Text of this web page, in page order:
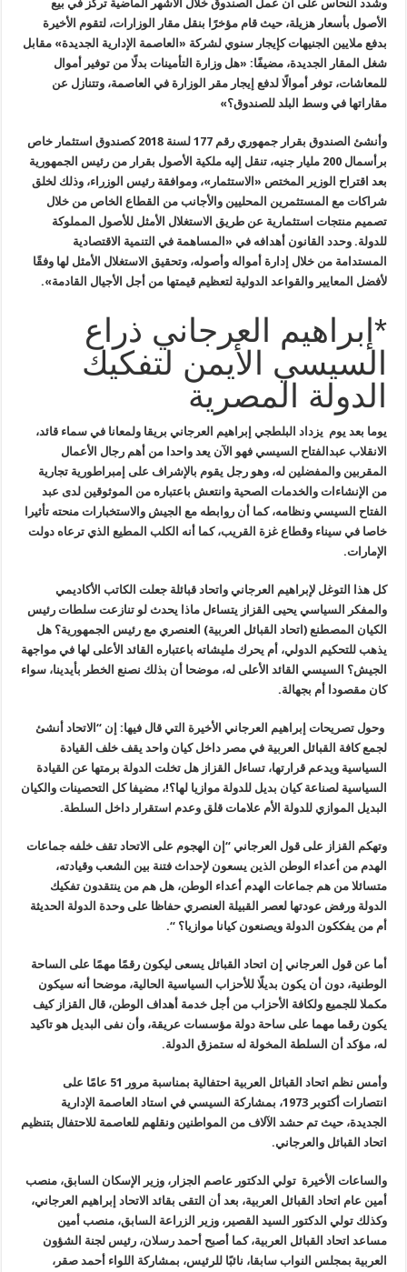
وشدد النحاس على أن عمل الصندوق خلال الأشهر الماضية تركز في بيع
الأصول بأسعار هزيلة، حيث قام مؤخرًا بنقل مقار الوزارات، لتقوم الأخيرة
بدفع ملايين الجنيهات كإيجار سنوي لشركة «العاصمة الإدارية الجديدة» مقابل
شغل المقار الجديدة، مضيفًا: «هل وزارة التأمينات بدلًا من توفير أموال
للمعاشات، توفر أموالًا لدفع إيجار مقر الوزارة في العاصمة، وتتنازل عن
مقاراتها في وسط البلد للصندوق؟»
وأنشئ الصندوق بقرار جمهوري رقم 177 لسنة 2018 كصندوق استثمار خاص
برأسمال 200 مليار جنيه، تنقل إليه ملكية الأصول بقرار من رئيس الجمهورية
بعد اقتراح الوزير المختص «الاستثمار»، وموافقة رئيس الوزراء، وذلك لخلق
شراكات مع المستثمرين المحليين والأجانب من القطاع الخاص من خلال
تصميم منتجات استثمارية عن طريق الاستغلال الأمثل للأصول المملوكة
للدولة. وحدد القانون أهدافه في «المساهمة في التنمية الاقتصادية
المستدامة من خلال إدارة أمواله وأصوله، وتحقيق الاستغلال الأمثل لها وفقًا
لأفضل المعايير والقواعد الدولية لتعظيم قيمتها من أجل الأجيال القادمة».
*إبراهيم العرجاني ذراع
السيسي الأيمن لتفكيك
الدولة المصرية
يوما بعد يوم يزداد البلطجي إبراهيم العرجاني بريقا ولمعانا في سماء قائد،
الانقلاب عبدالفتاح السيسي فهو الآن يعد واحدا من أهم رجال الأعمال
المقربين والمفضلين له، وهو رجل يقوم بالإشراف على إمبراطورية تجارية
من الإنشاءات والخدمات الصحية وانتعش باعتباره من الموثوقين لدى عبد
الفتاح السيسي ونظامه، كما أن روابطه مع الجيش والاستخبارات منحته تأثيرا
خاصا في سيناء وقطاع غزة القريب، كما أنه الكلب المطيع الذي ترعاه دولت
الإمارات.
كل هذا التوغل لإبراهيم العرجاني واتحاد قبائلة جعلت الكاتب الأكاديمي
والمفكر السياسي يحيى القزاز يتساءل ماذا يحدث لو تنازعت سلطات رئيس
الكيان المصطنع (اتحاد القبائل العربية) العنصري مع رئيس الجمهورية؟ هل
يذهب للتحكيم الدولي، أم يحرك مليشاته باعتباره القائد الأعلى لها في مواجهة
الجيش؟ السيسي القائد الأعلى له، موضحا أن بذلك نصنع الخطر بأيدينا، سواء
كان مقصودا أم بجهالة.
وحول تصريحات إبراهيم العرجاني الأخيرة التي قال فيها: إن “الاتحاد أنشئ
لجمع كافة القبائل العربية في مصر داخل كيان واحد يقف خلف القيادة
السياسية ويدعم قرارتها، تساءل القزاز هل تخلت الدولة برمتها عن القيادة
السياسية لصناعة كيان بديل للدولة موازيا لها؟!، مضيفا كل التحصينات والكيان
البديل الموازي للدولة الأم علامات قلق وعدم استقرار داخل السلطة.
وتهكم القزاز على قول العرجاني “إن الهجوم على الاتحاد تقف خلفه جماعات
الهدم من أعداء الوطن الذين يسعون لإحداث فتنة بين الشعب وقيادته،
متسائلا من هم جماعات الهدم أعداء الوطن، هل هم من ينتقدون تفكيك
الدولة ورفض عودتها لعصر القبيلة العنصري حفاظا على وحدة الدولة الحديثة
أم من يفككون الدولة ويصنعون كيانا موازيا؟ “.
أما عن قول العرجاني إن اتحاد القبائل يسعى ليكون رقمًا مهمًا على الساحة
الوطنية، دون أن يكون بديلًا للأحزاب السياسية الحالية، موضحا أنه سيكون
مكملا للجميع ولكافة الأحزاب من أجل خدمة أهداف الوطن، قال القزاز كيف
يكون رقما مهما على ساحة دولة مؤسسات عريقة، وأن نفى البديل هو تاكيد
له، مؤكد أن السلطة المخولة له ستمزق الدولة.
وأمس نظم اتحاد القبائل العربية احتفالية بمناسبة مرور 51 عامًا على
انتصارات أكتوبر 1973، بمشاركة السيسي في استاد العاصمة الإدارية
الجديدة، حيث تم حشد الآلاف من المواطنين ونقلهم للعاصمة للاحتفال بتنظيم
اتحاد القبائل والعرجاني.
والساعات الأخيرة تولي الدكتور عاصم الجزار، وزير الإسكان السابق، منصب
أمين عام اتحاد القبائل العربية، بعد أن التقى بقائد الاتحاد إبراهيم العرجاني،
وكذلك تولي الدكتور السيد القصير، وزير الزراعة السابق، منصب أمين
مساعد اتحاد القبائل العربية، كما أصبح أحمد رسلان، رئيس لجنة الشؤون
العربية بمجلس النواب سابقا، نائبًا للرئيس، بمشاركة اللواء أحمد صقر،